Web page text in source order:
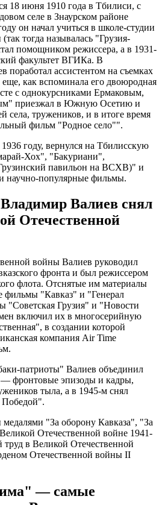
18 июня 1910 года в Тбилиси, с
селе в Знаурском районе
он начал учиться в школе-студии
тогда называлась "Грузия-
помощником режиссера, а в 1931-
факультет ВГИКа. В
поработал ассистентом на съемках
как вспоминала его двоюродная
с однокурсниками Ермаковым,
приезжал в Южную Осетию и
села, тружеников, и в итоге время
фильм "Родное село"".
году, вернулся на Тбилисскую
Хох", "Бакуриани",
павильон на ВСХВ)" и
научно-популярные фильмы.
Валиев снял
Отечественной
войны Валиев руководил
фронта и был режиссером
флота. Отснятые им материалы
фильмы "Кавказ" и "Генерал
"Советская Грузия" и "Новости
включил их в многосерийную
в создании которой
компания Air Time
патриоты" Валиев объединил
— фронтовые эпизоды и кадры,
тыла, а в 1945-м снял
Победой".
"За оборону Кавказа", "За
Отечественной войне 1941-
труд в Великой Отечественной
Отечественной войны II
— самые